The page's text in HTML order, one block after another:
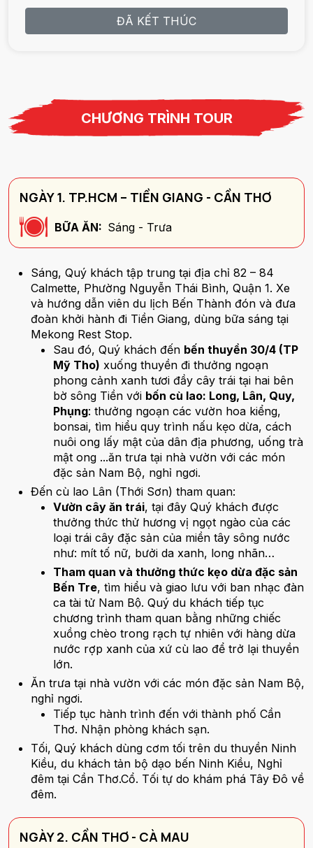
ĐÃ KẾT THÚC
CHƯƠNG TRÌNH TOUR
NGÀY 1. TP.HCM – TIỀN GIANG - CẦN THƠ
BỮA ĂN: Sáng - Trưa
Sáng, Quý khách tập trung tại địa chỉ 82 – 84
Calmette, Phường Nguyễn Thái Bình, Quận 1. Xe
và hướng dẫn viên du lịch Bến Thành đón và đưa
đoàn khởi hành đi Tiền Giang, dùng bữa sáng tại
Mekong Rest Stop.
Sau đó, Quý khách đến bến thuyền 30/4 (TP
Mỹ Tho) xuống thuyền đi thưởng ngoạn
phong cảnh xanh tươi đầy cây trái tại hai bên
bờ sông Tiền với bốn cù lao: Long, Lân, Quy,
Phụng: thưởng ngoạn các vườn hoa kiểng,
bonsai, tìm hiểu quy trình nấu kẹo dừa, cách
nuôi ong lấy mật của dân địa phương, uống trà
mật ong ...ăn trưa tại nhà vườn với các món
đặc sản Nam Bộ, nghỉ ngơi.
Đến cù lao Lân (Thới Sơn) tham quan:
Vườn cây ăn trái, tại đây Quý khách được
thưởng thức thử hương vị ngọt ngào của các
loại trái cây đặc sản của miền tây sông nước
như: mít tố nữ, bưởi da xanh, long nhãn…
Tham quan và thưởng thức kẹo dừa đặc sản
Bến Tre, tìm hiểu và giao lưu với ban nhạc đàn
ca tài tử Nam Bộ. Quý du khách tiếp tục
chương trình tham quan bằng những chiếc
xuồng chèo trong rạch tự nhiên với hàng dừa
nước rợp xanh của xứ cù lao để trở lại thuyền
lớn.
Ăn trưa tại nhà vườn với các món đặc sản Nam Bộ,
nghỉ ngơi.
Tiếp tục hành trình đến với thành phố Cần
Thơ. Nhận phòng khách sạn.
Tối, Quý khách dùng cơm tối trên du thuyền Ninh
Kiều, du khách tản bộ dạo bến Ninh Kiều, Nghỉ
đêm tại Cần Thơ.Cổ. Tối tự do khám phá Tây Đô về
đêm.
NGÀY 2. CẦN THƠ - CÀ MAU